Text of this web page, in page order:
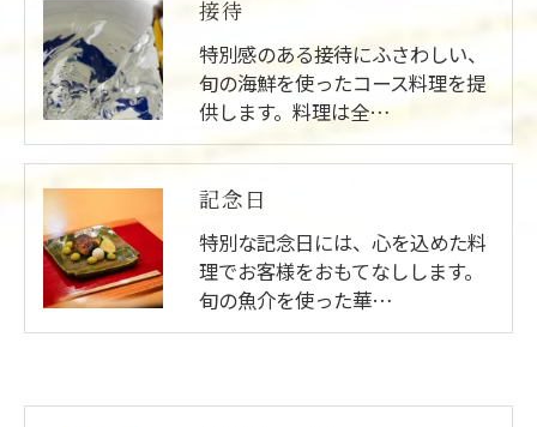
接待
特別感のある接待にふさわしい、
旬の海鮮を使ったコース料理を提
供します。料理は全…
記念日
特別な記念日には、心を込めた料
理でお客様をおもてなしします。
旬の魚介を使った華…